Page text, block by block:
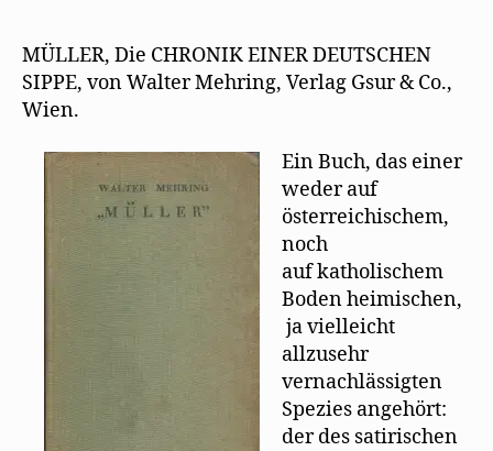
Ständestaat“
„Müller,
deutschen
Sippe“
MÜLLER, Die CHRONIK EINER DEUTSCHEN
SIPPE, von Walter Mehring, Verlag Gsur & Co.,
Wien.
Ein Buch, das einer
weder auf
österreichischem,
noch
auf katholischem
Boden heimischen,
ja vielleicht
allzusehr
vernachlässigten
Spezies angehört:
der des satirischen